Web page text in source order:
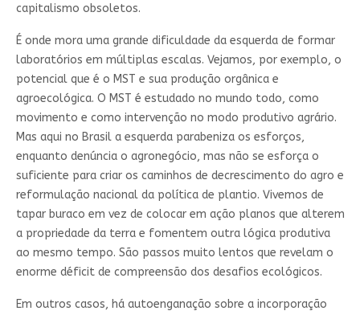
capitalismo obsoletos.
É onde mora uma grande dificuldade da esquerda de formar
laboratórios em múltiplas escalas. Vejamos, por exemplo, o
potencial que é o MST e sua produção orgânica e
agroecológica. O MST é estudado no mundo todo, como
movimento e como intervenção no modo produtivo agrário.
Mas aqui no Brasil a esquerda parabeniza os esforços,
enquanto denúncia o agronegócio, mas não se esforça o
suficiente para criar os caminhos de decrescimento do agro e
reformulação nacional da política de plantio. Vivemos de
tapar buraco em vez de colocar em ação planos que alterem
a propriedade da terra e fomentem outra lógica produtiva
ao mesmo tempo. São passos muito lentos que revelam o
enorme déficit de compreensão dos desafios ecológicos.
Em outros casos, há autoenganação sobre a incorporação